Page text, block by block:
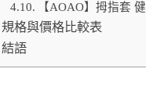
【AOAO】拇指套
規格與價格比較表
結語